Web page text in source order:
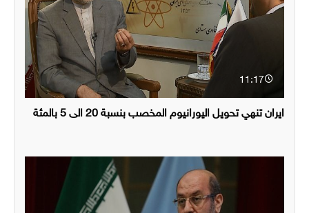
11:17
ايران تنهي تحويل اليورانيوم المخصب بنسبة 20 الى 5 بالمئة